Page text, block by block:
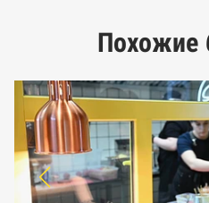
предпринимательства
Похожие